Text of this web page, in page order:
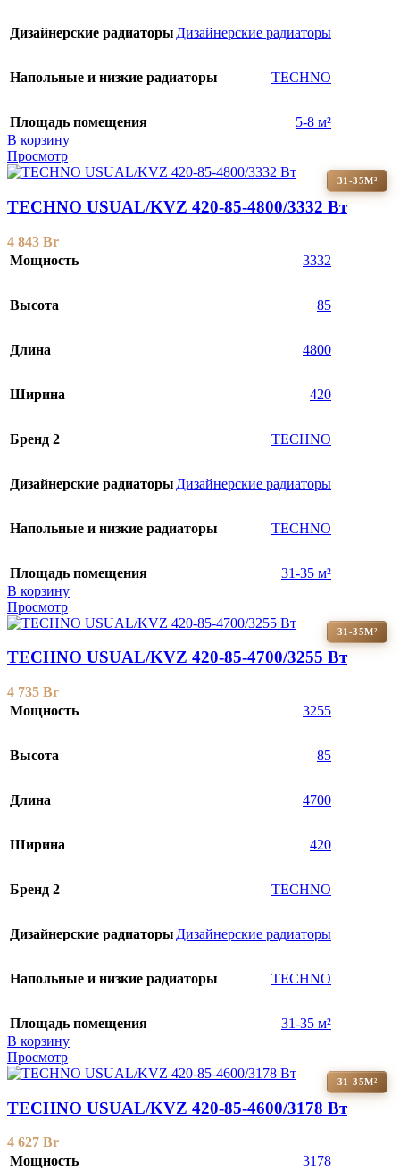
Дизайнерские радиаторы Дизайнерские радиаторы
Напольные и низкие радиаторы TECHNO
Площадь помещения
5-8 м²
В корзину
Просмотр
31-35М²
TECHNO USUAL/KVZ 420-85-4800/3332 Вт
4 843 Br
Мощность
3332
Высота 85
Длина 4800
Ширина 420
Бренд 2 TECHNO
Дизайнерские радиаторы Дизайнерские радиаторы
Напольные и низкие радиаторы TECHNO
Площадь помещения
31-35 м²
В корзину
Просмотр
31-35М²
TECHNO USUAL/KVZ 420-85-4700/3255 Вт
4 735 Br
Мощность
3255
Высота 85
Длина 4700
Ширина 420
Бренд 2 TECHNO
Дизайнерские радиаторы Дизайнерские радиаторы
Напольные и низкие радиаторы TECHNO
Площадь помещения
31-35 м²
В корзину
Просмотр
31-35М²
TECHNO USUAL/KVZ 420-85-4600/3178 Вт
4 627 Br
Мощность
3178